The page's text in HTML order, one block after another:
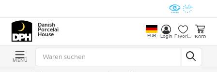
Danish
Porcelain
House
EUR Login Favoriten Korb
MENÜ